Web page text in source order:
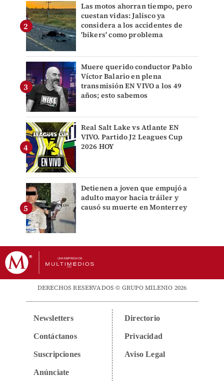
Las motos ahorran tiempo, pero
cuestan vidas: Jalisco ya
considera a los accidentes de
'bikers' como problema
Muere querido conductor Pablo
Víctor Balario en plena
transmisión EN VIVO a los 49
años; esto sabemos
Real Salt Lake vs Atlante EN
VIVO. Partido J2 Leagues Cup
2026 HOY
Detienen a joven que empujó a
adulto mayor hacia tráiler y
causó su muerte en Monterrey
DERECHOS RESERVADOS © GRUPO MILENIO 2026
Newsletters
Contáctanos
Suscripciones
Anúnciate
Directorio
Privacidad
Aviso Legal